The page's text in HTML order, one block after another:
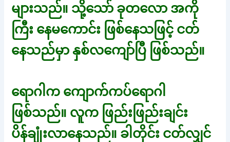
များသည်။ သို့သော် ခုတလော အကို
ကြီး နေမကောင်း ဖြစ်နေသဖြင့် ငတ်
နေသည်မှာ နှစ်လကျော်ပြီ ဖြစ်သည်။
ရောဂါက ကျောက်ကပ်ရောဂါ
ဖြစ်သည်။ လူက ဖြည်းဖြည်းချင်း
ပိန်ချုံးလာနေသည်။ ခါတိုင်း ငတ်လျှင်